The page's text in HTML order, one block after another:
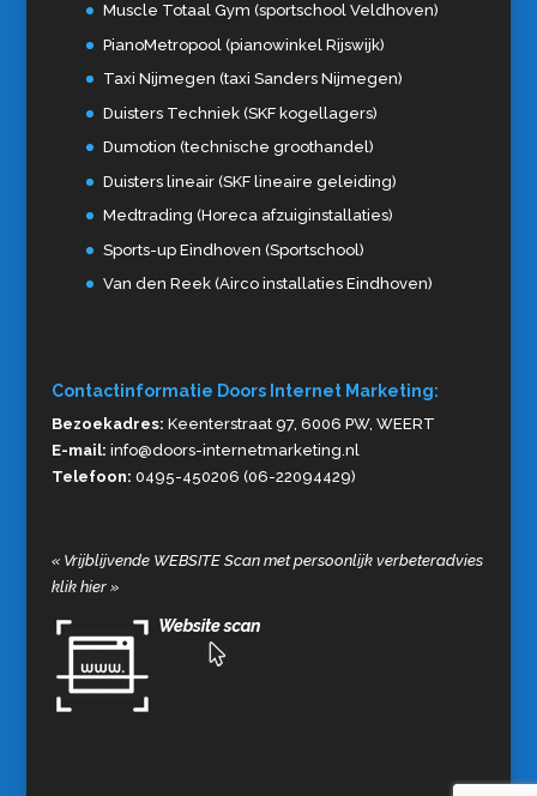
Muscle Totaal Gym (sportschool Veldhoven)
PianoMetropool (pianowinkel Rijswijk)
Taxi Nijmegen (taxi Sanders Nijmegen)
Duisters Techniek (SKF kogellagers)
Dumotion (technische groothandel)
Duisters lineair (SKF lineaire geleiding)
Medtrading (Horeca afzuiginstallaties)
Sports-up Eindhoven (Sportschool)
Van den Reek (Airco installaties Eindhoven)
Contactinformatie Doors Internet Marketing:
Bezoekadres: Keenterstraat 97, 6006 PW, WEERT
E-mail: info@doors-internetmarketing.nl
Telefoon: 0495-450206 (06-22094429)
« Vrijblijvende WEBSITE Scan met persoonlijk verbeteradvies
klik hier»